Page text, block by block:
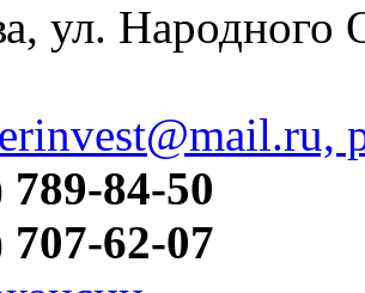
ул. Народного
789-84-50
707-62-07